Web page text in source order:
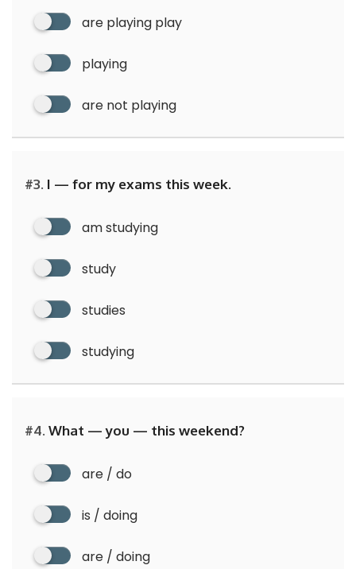
are playing play
playing
are not playing
#3. I — for my exams this week.
am studying
study
studies
studying
#4. What — you — this weekend?
are / do
is / doing
are / doing